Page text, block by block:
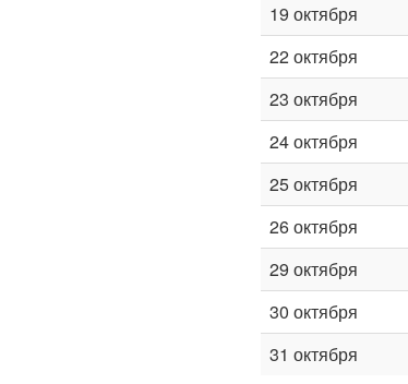
19 октября
22 октября
23 октября
24 октября
25 октября
26 октября
29 октября
30 октября
31 октября